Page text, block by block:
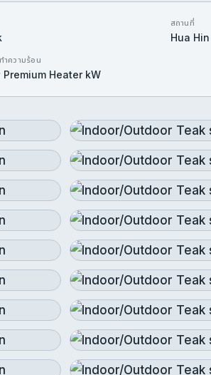
สถานที่
Hua Hin
ำความร้อน
Premium Heater kW